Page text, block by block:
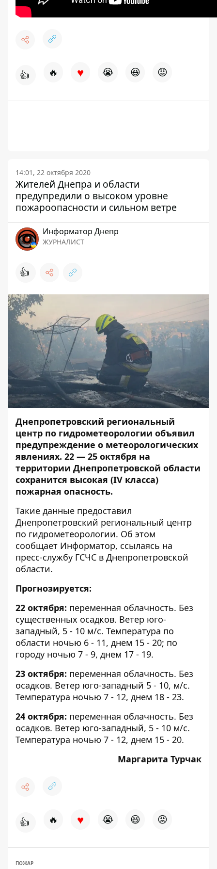
👍 🔥 ♥ 😭 😆 😡
14:01, 22 октября 2020
Жителей Днепра и области
предупредили о высоком уровне
пожароопасности и сильном ветре
Информатор Днепр
ЖУРНАЛИСТ
👍
Днепропетровский региональный
центр по гидрометеорологии объявил
предупреждение о метеорологических
явлениях. 22 — 25 октября на
территории Днепропетровской области
сохранится высокая (IV класса)
пожарная опасность.
Такие данные предоставил
Днепропетровский региональный центр
по гидрометеорологии. Об этом
сообщает Информатор, ссылаясь на
пресс-службу ГСЧС в Днепропетровской
области.
Прогнозируется:
22 октября: переменная облачность. Без
существенных осадков. Ветер юго-
западный, 5 - 10 м/с. Температура по
области ночью 6 - 11, днем ​​15 - 20; по
городу ночью 7 - 9, днем ​​17 - 19.
23 октября: переменная облачность. Без
осадков. Ветер юго-западный 5 - 10, м/с.
Температура ночью 7 - 12, днем ​​18 - 23.
24 октября: переменная облачность. Без
осадков. Ветер юго-западный, 5 - 10 м/с.
Температура ночью 7 - 12, днем ​​15 - 20.
Маргарита Турчак
👍 🔥 ♥ 😭 😆 😡
ПОЖАР